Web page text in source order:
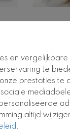
en vergelijkbare
te
prestaties te
altijd
.